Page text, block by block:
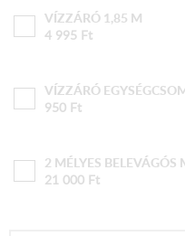
VÍZZÁRÓ 1,85 M
4 995 Ft
VÍZZÁRÓ
950 Ft
2 MÉLYES BELEVÁGÓS
21 000 Ft